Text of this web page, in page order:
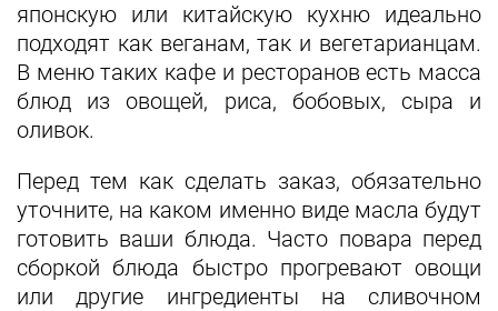
японскую или китайскую кухню идеально
подходят как веганам, так и вегетарианцам.
В меню таких кафе и ресторанов есть масса
блюд из овощей, риса, бобовых, сыра и
оливок.
Перед тем как сделать заказ, обязательно
уточните, на каком именно виде масла будут
готовить ваши блюда. Часто повара перед
сборкой блюда быстро прогревают овощи
или другие ингредиенты на сливочном